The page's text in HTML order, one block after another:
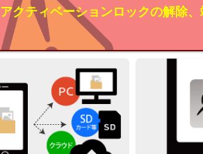
アクティベーションロックの解除